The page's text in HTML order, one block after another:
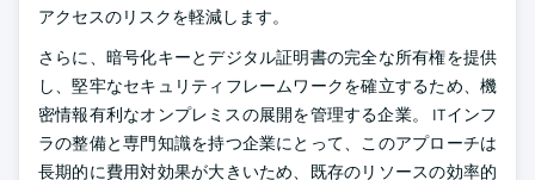
アクセスのリスクを軽減します。
さらに、暗号化キーとデジタル証明書の完全な所有権を提供
し、堅牢なセキュリティフレームワークを確立するため、機
密情報有利なオンプレミスの展開を管理する企業。 ITインフ
ラの整備と専門知識を持つ企業にとって、このアプローチは
長期的に費用対効果が大きいため、既存のリソースの効率的